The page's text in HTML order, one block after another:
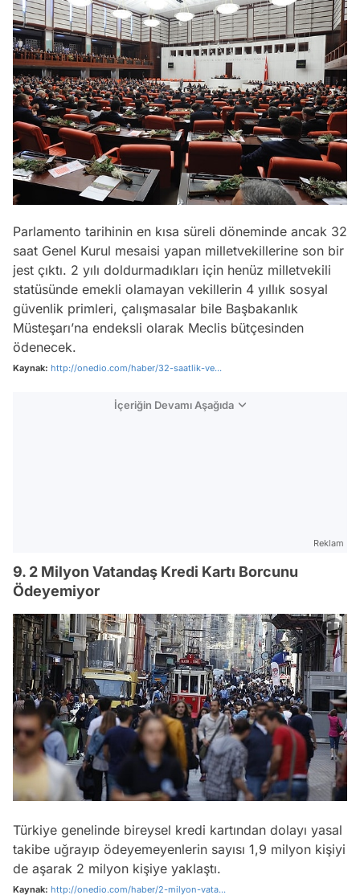
Parlamento tarihinin en kısa süreli döneminde ancak 32
saat Genel Kurul mesaisi yapan milletvekillerine son bir
jest çıktı. 2 yılı doldurmadıkları için henüz milletvekili
statüsünde emekli olamayan vekillerin 4 yıllık sosyal
güvenlik primleri, çalışmasalar bile Başbakanlık
Müsteşarı’na endeksli olarak Meclis bütçesinden
ödenecek.
Kaynak: http://onedio.com/haber/32-saatlik-ve...
İçeriğin Devamı Aşağıda
Reklam
9. 2 Milyon Vatandaş Kredi Kartı Borcunu
Ödeyemiyor
Türkiye genelinde bireysel kredi kartından dolayı yasal
takibe uğrayıp ödeyemeyenlerin sayısı 1,9 milyon kişiyi
de aşarak 2 milyon kişiye yaklaştı.
Kaynak: http://onedio.com/haber/2-milyon-vata...